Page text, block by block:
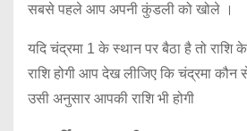
सबसे पहले आप अपनी कुंडली को खोले ।
यदि चंद्रमा 1 के स्थान पर बैठा है तो राशि
राशि होगी आप देख लीजिए कि चंद्रमा
उसी अनुसार आपकी राशि भी होगी